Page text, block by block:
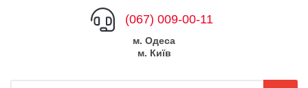
(067) 009-00-11
м. Одеса
м. Київ